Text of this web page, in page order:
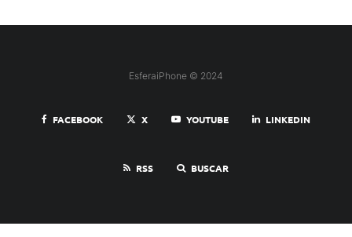
EsferaiPhone © 2024
FACEBOOK X YOUTUBE LINKEDIN
RSS BUSCAR